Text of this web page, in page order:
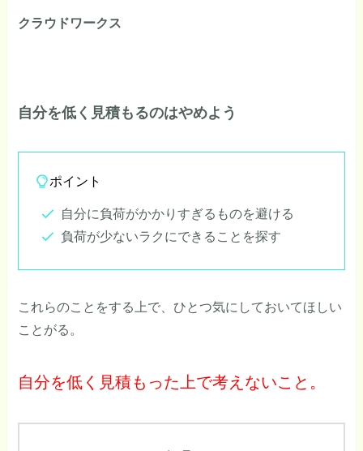
クラウドワークス
自分を低く見積もるのはやめよう
ポイント
自分に負荷がかかりすぎるものを避ける
負荷が少ないラクにできることを探す
これらのことをする上で、ひとつ気にしておいてほしい
ことがる。
自分を低く見積もった上で考えないこと。